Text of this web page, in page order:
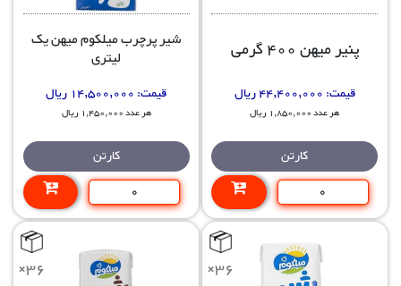
پنیر میهن 400 گرمی
قیمت:
هر عدد 1,850,000 ریال
کارتن
شیر پرچرب میلکوم میهن یک
لیتری
قیمت:
هر عدد 1,450,000 ریال
کارتن
×36
×36